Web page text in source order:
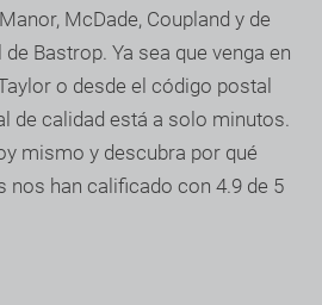
McDade, Coupland y de
Bastrop. Ya sea que venga en
o desde el código postal
de calidad está a solo minutos.
mismo y descubra por qué
nos han calificado con 4.9 de 5